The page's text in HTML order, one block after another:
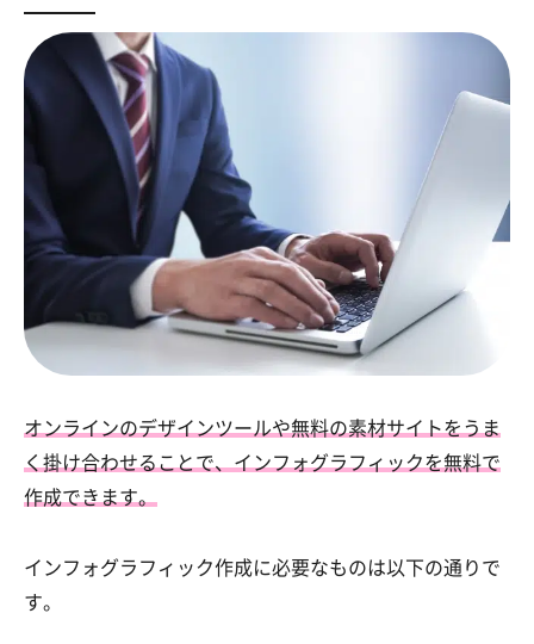
オンラインのデザインツールや無料の素材サイトをうま
く掛け合わせることで、インフォグラフィックを無料で
作成できます。
インフォグラフィック作成に必要なものは以下の通りで
す。